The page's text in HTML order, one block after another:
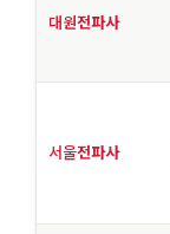
대원전파사
서울전파사